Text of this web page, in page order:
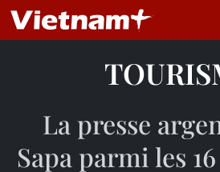
La presse
Sapa parmi les